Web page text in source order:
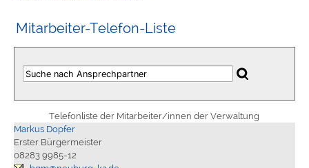
Mitarbeiter-Telefon-Liste
Telefonliste der Mitarbeiter/innen der Verwaltung
Markus Dopfer
Erster Bürgermeister
08283 9985-12